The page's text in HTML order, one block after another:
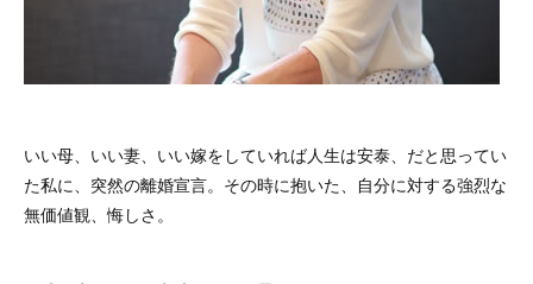
いい母、いい妻、いい嫁をしていれば人生は安泰、だと思ってい
た私に、突然の離婚宣言。その時に抱いた、自分に対する強烈な
無価値観、悔しさ。